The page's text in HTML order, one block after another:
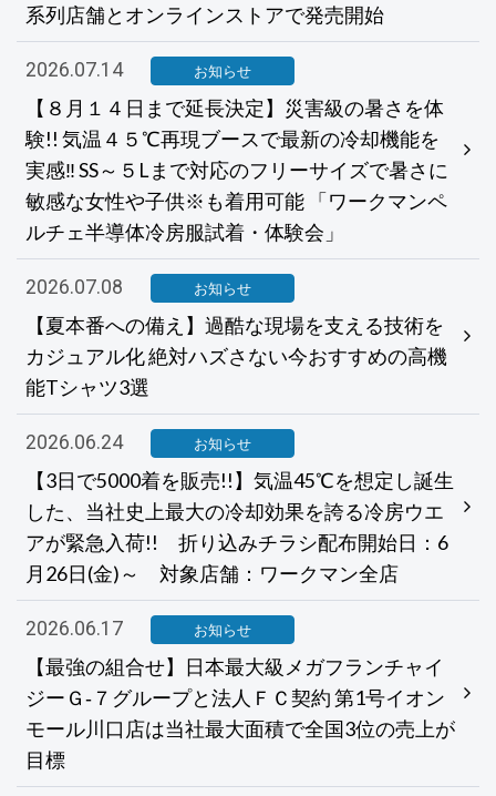
系列店舗とオンラインストアで発売開始
2026.07.14 お知らせ
【８月１４日まで延長決定】災害級の暑さを体
験!! 気温４５℃再現ブースで最新の冷却機能を
実感‼ SS～５Lまで対応のフリーサイズで暑さに
敏感な女性や子供※も着用可能 「ワークマンペ
ルチェ半導体冷房服試着・体験会」
2026.07.08 お知らせ
【夏本番への備え】過酷な現場を支える技術を
カジュアル化 絶対ハズさない今おすすめの高機
能Tシャツ3選
2026.06.24 お知らせ
【3日で5000着を販売!!】気温45℃を想定し誕生
した、当社史上最大の冷却効果を誇る冷房ウエ
アが緊急入荷!! 折り込みチラシ配布開始日：6
月26日(金)～ 対象店舗：ワークマン全店
2026.06.17 お知らせ
【最強の組合せ】日本最大級メガフランチャイ
ジーＧ‐７グループと法人ＦＣ契約 第1号イオン
モール川口店は当社最大面積で全国3位の売上が
目標